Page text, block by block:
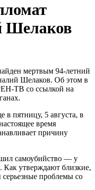
мертвым 94-летний
Шелаков. Об этом в
ТВ со ссылкой на
пятницу, 5 августа, в
время
причину
самоубийство — у
Как утверждают близкие,
проблемы со